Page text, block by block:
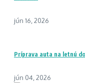
jún 16, 2026
Príprava auta na letnú
jún 04, 2026